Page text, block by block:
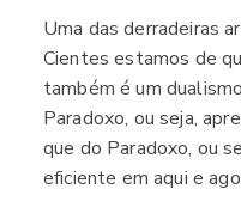
Uma das derradeiras
Cientes estamos de
também é um
Paradoxo, ou seja,
que do Paradoxo, ou
eficiente em aqui e